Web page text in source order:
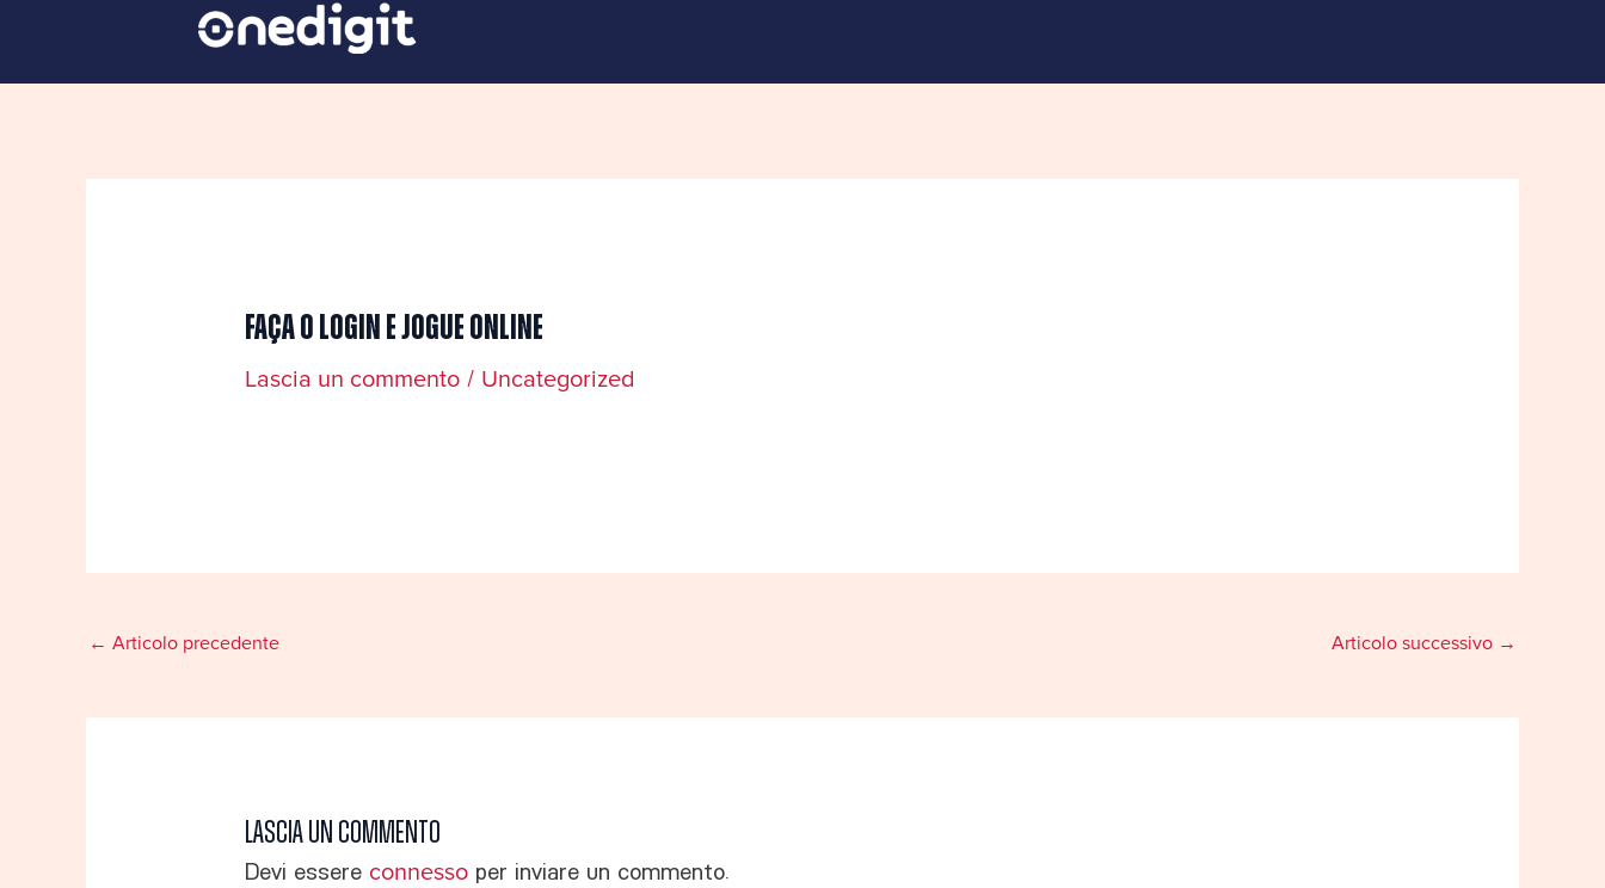
contenuto
Faça O Login E Jogue Online
Lascia un commento / Uncategorized
Navigazione
← Articolo precedente Articolo successivo →
Lascia un commento
Devi essere connesso per inviare un commento.